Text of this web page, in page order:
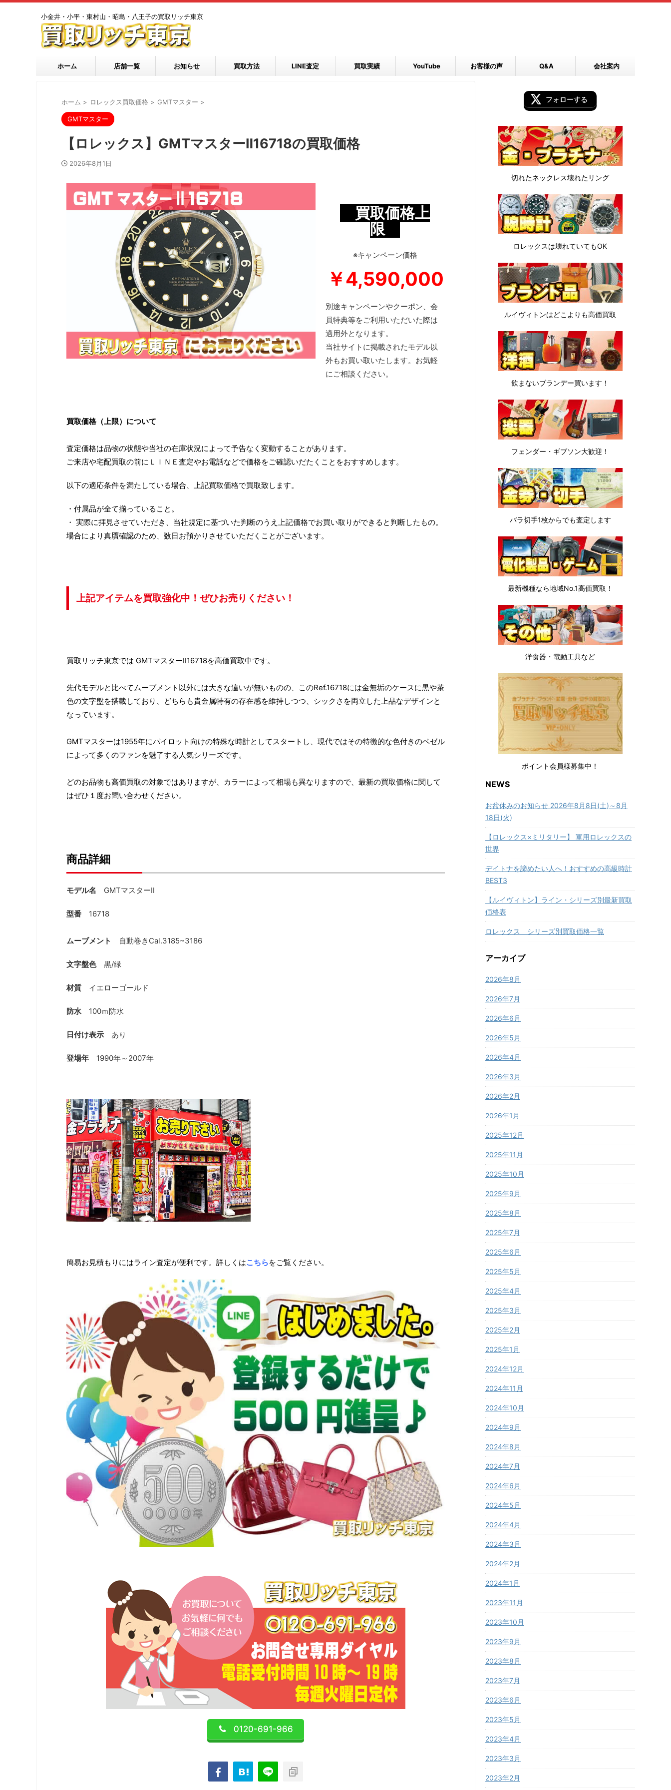
小金井・小平・東村山・昭島・八王子の買取リッチ東京
ホーム 店舗一覧 お知らせ 買取方法 LINE査定 買取実績 YouTube お客様の声 Q&A 会社案内
ホーム > ロレックス買取価格 > GMTマスター >
GMTマスター
【ロレックス】GMTマスターⅡ16718の買取価格
2026年8月1日
買取価格上
限
※キャンペーン価格
￥4,590,000
別途キャンペーンやクーポン、会
員特典等をご利用いただいた際は
適用外となります。
当社サイトに掲載されたモデル以
外もお買い取いたします。お気軽
にご相談ください。
買取価格（上限）について
査定価格は品物の状態や当社の在庫状況によって予告なく変動することがあります。
ご来店や宅配買取の前にＬＩＮＥ査定やお電話などで価格をご確認いだたくことをおすすめします。
以下の適応条件を満たしている場合、上記買取価格で買取致します。
・付属品が全て揃っていること。
・ 実際に拝見させていただき、当社規定に基づいた判断のうえ上記価格でお買い取りができると判断したもの。
場合により真贋確認のため、数日お預かりさせていただくことがございます。
上記アイテムを買取強化中！ぜひお売りください！
買取リッチ東京では GMTマスターⅡ16718を高価買取中です。
先代モデルと比べてムーブメント以外には大きな違いが無いものの、このRef.16718には金無垢のケースに黒や茶
色の文字盤を搭載しており、どちらも貴金属特有の存在感を維持しつつ、シックさを両立した上品なデザインと
なっています。
GMTマスターは1955年にパイロット向けの特殊な時計としてスタートし、現代ではその特徴的な色付きのベゼル
によって多くのファンを魅了する人気シリーズです。
どのお品物も高価買取の対象ではありますが、カラーによって相場も異なりますので、最新の買取価格に関して
はぜひ１度お問い合わせください。
商品詳細
モデル名 GMTマスターⅡ
型番 16718
ムーブメント 自動巻きCal.3185~3186
文字盤色黒/緑
材質 イエローゴールド
防水 100ｍ防水
日付け表示 あり
登場年 1990年～2007年
簡易お見積もりにはライン査定が便利です。詳しくはこちらをご覧ください。
0120-691-966
フォローする
切れたネックレス壊れたリング
ロレックスは壊れていてもOK
ルイヴィトンはどこよりも高価買取
飲まないブランデー買います！
フェンダー・ギブソン大歓迎！
バラ切手1枚からでも査定します
最新機種なら地域No.1高価買取！
洋食器・電動工具など
ポイント会員様募集中！
NEWS
お盆休みのお知らせ 2026年8月8日(土)～8月
18日(火)
【ロレックス×ミリタリー】 軍用ロレックスの
世界
デイトナを諦めたい人へ！おすすめの高級時計
BEST3
【ルイヴィトン】ライン・シリーズ別最新買取
価格表
ロレックス シリーズ別買取価格一覧
アーカイブ
2026年8月
2026年7月
2026年6月
2026年5月
2026年4月
2026年3月
2026年2月
2026年1月
2025年12月
2025年11月
2025年10月
2025年9月
2025年8月
2025年7月
2025年6月
2025年5月
2025年4月
2025年3月
2025年2月
2025年1月
2024年12月
2024年11月
2024年10月
2024年9月
2024年8月
2024年7月
2024年6月
2024年5月
2024年4月
2024年3月
2024年2月
2024年1月
2023年11月
2023年10月
2023年9月
2023年8月
2023年7月
2023年6月
2023年5月
2023年4月
2023年3月
2023年2月